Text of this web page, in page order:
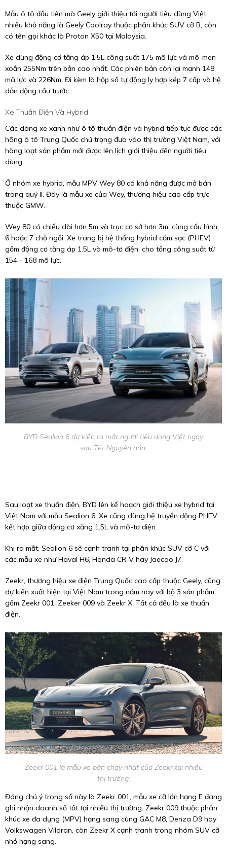
Mẫu ô tô đầu tiên mà Geely giới thiệu tới người tiêu dùng Việt
nhiều khả năng là Geely Coolray thuộc phân khúc SUV cỡ B, còn
có tên gọi khác là Proton X50 tại Malaysia.
Xe dùng động cơ tăng áp 1.5L công suất 175 mã lực và mô-men
xoắn 255Nm trên bản cao nhất. Các phiên bản còn lại mạnh 148
mã lực và 226Nm. Đi kèm là hộp số tự động ly hợp kép 7 cấp và hệ
dẫn động cầu trước.
Xe Thuần Điện Và Hybrid
Các dòng xe xanh như ô tô thuần điện và hybrid tiếp tục được các
hãng ô tô Trung Quốc chú trọng đưa vào thị trường Việt Nam, với
hàng loạt sản phẩm mới được lên lịch giới thiệu đến người tiêu
dùng.
Ở nhóm xe hybrid, mẫu MPV Wey 80 có khả năng được mở bán
trong quý II. Đây là mẫu xe của Wey, thương hiệu cao cấp trực
thuộc GMW.
Wey 80 có chiều dài hơn 5m và trục cơ sở hơn 3m, cùng cấu hình
6 hoặc 7 chỗ ngồi. Xe trang bị hệ thống hybrid cắm sạc (PHEV)
gồm động cơ tăng áp 1.5L và mô-tơ điện, cho tổng công suất từ
154 - 168 mã lực.
BYD Sealion 6 dự kiến ra mắt người tiêu dùng Việt ngay
sau Tết Nguyên đán.
Sau loạt xe thuần điện, BYD lên kế hoạch giới thiệu xe hybrid tại
Việt Nam với mẫu Sealion 6. Xe cũng dùng hệ truyền động PHEV
kết hợp giữa động cơ xăng 1.5L và mô-tơ điện.
Khi ra mắt, Sealion 6 sẽ cạnh tranh tại phân khúc SUV cỡ C với
các mẫu xe như Haval H6, Honda CR-V hay Jaecoo J7.
Zeekr, thương hiệu xe điện Trung Quốc cao cấp thuộc Geely, cũng
dự kiến xuất hiện tại Việt Nam trong năm nay với bộ 3 sản phẩm
gồm Zeekr 001, Zeeker 009 và Zeekr X. Tất cả đều là xe thuần
điện.
Zeekr 001 là mẫu xe bán chạy nhất của Zeekr tại nhiều
thị trường.
Đáng chú ý trong số này là Zeekr 001, mẫu xe cỡ lớn hạng E đang
ghi nhận doanh số tốt tại nhiều thị trường. Zeekr 009 thuộc phân
khúc xe đa dụng (MPV) hạng sang cùng GAC M8, Denza D9 hay
Volkswagen Viloran, còn Zeekr X cạnh tranh trong nhóm SUV cỡ
nhỏ hạng sang.